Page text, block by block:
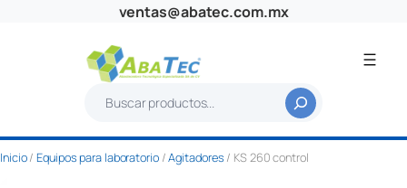
ventas@abatec.com.mx
s
c
Inicio/Equipos para laboratorio/Agitadores / KS 260 control